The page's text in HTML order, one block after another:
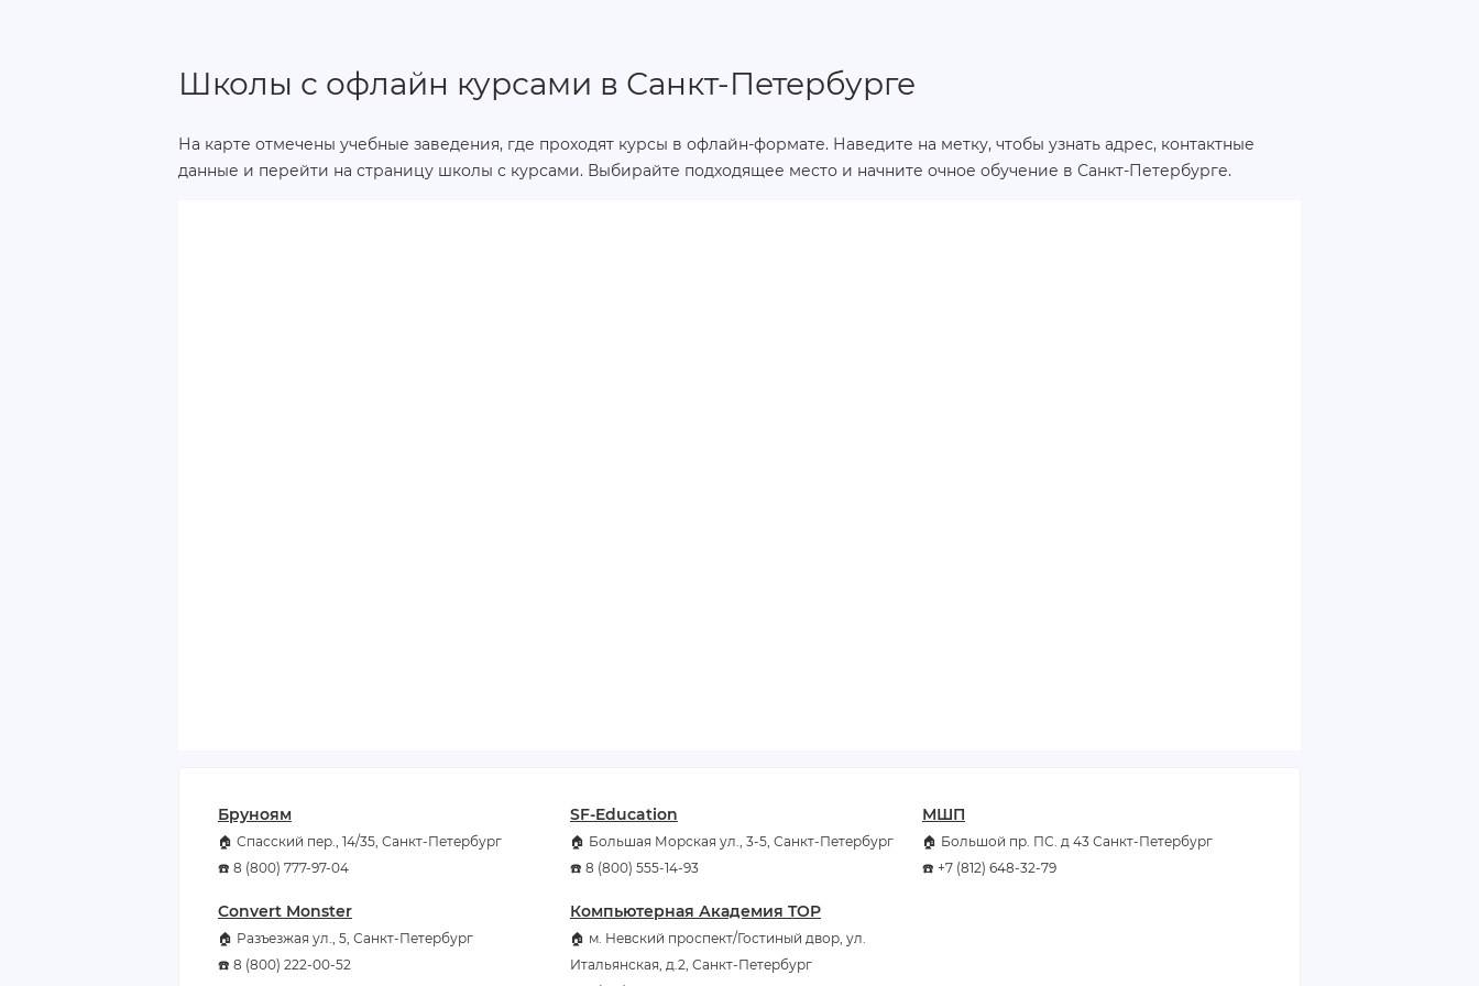
Школы с офлайн курсами в Санкт-Петербурге
На карте отмечены учебные заведения, где проходят курсы в офлайн-формате. Наведите на метку, чтобы узнать адрес, контактные
данные и перейти на страницу школы с курсами. Выбирайте подходящее место и начните очное обучение в Санкт-Петербурге.
Бруноям
🏠 Спасский пер., 14/35, Санкт-Петербург
☎️ 8 (800) 777-97-04
Convert Monster
🏠 Разъезжая ул., 5, Санкт-Петербург
☎️ 8 (800) 222-00-52
SF-Education
🏠 Большая Морская ул., 3-5, Санкт-Петербург
☎️ 8 (800) 555-14-93
Компьютерная Академия TOP
🏠 м. Невский проспект/Гостиный двор, ул.
Итальянская, д.2, Санкт-Петербург
МШП
🏠 Большой пр. ПС. д 43 Санкт-Петербург
☎️ +7 (812) 648-32-79